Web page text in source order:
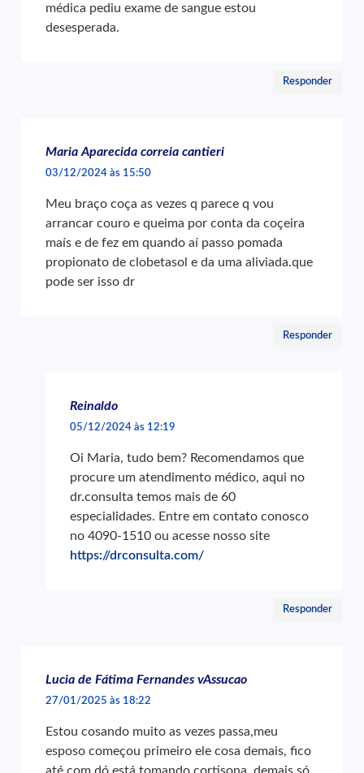
médica pediu exame de sangue estou
desesperada.
Responder
Maria Aparecida correia cantieri
03/12/2024 às 15:50
Meu braço coça as vezes q parece q vou
arrancar couro e queima por conta da coçeira
maís e de fez em quando aí passo pomada
propionato de clobetasol e da uma aliviada.que
pode ser isso dr
Responder
Reinaldo
05/12/2024 às 12:19
Oi Maria, tudo bem? Recomendamos que
procure um atendimento médico, aqui no
dr.consulta temos mais de 60
especialidades. Entre em contato conosco
no 4090-1510 ou acesse nosso site
https://drconsulta.com/
Responder
Lucia de Fátima Fernandes vAssucao
27/01/2025 às 18:22
Estou cosando muito as vezes passa,meu
esposo começou primeiro ele cosa demais, fico